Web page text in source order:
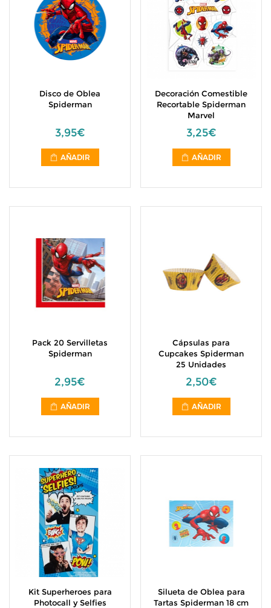
Disco de Oblea
Spiderman
3,95€
AÑADIR
Decoración Comestible
Recortable Spiderman
Marvel
3,25€
AÑADIR
Pack 20 Servilletas
Spiderman
2,95€
AÑADIR
Cápsulas para
Cupcakes Spiderman
25 Unidades
2,50€
AÑADIR
Kit Superheroes para
Photocall y Selfies
Silueta de Oblea para
Tartas Spiderman 18 cm